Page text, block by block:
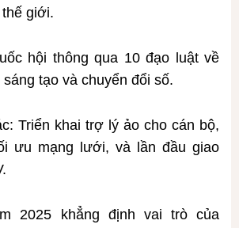
giới.
hội thông qua 10 đạo luật về
tạo và chuyển đổi số.
Triển khai trợ lý ảo cho cán bộ,
ưu mạng lưới, và lần đầu giao
2025 khẳng định vai trò của